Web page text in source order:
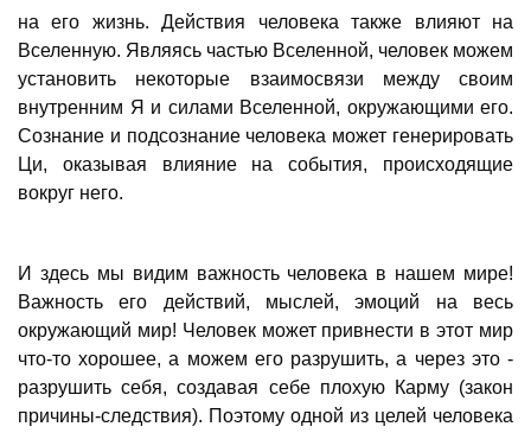
на его жизнь. Действия человека также влияют на
Вселенную. Являясь частью Вселенной, человек можем
установить некоторые взаимосвязи между своим
внутренним Я и силами Вселенной, окружающими его.
Сознание и подсознание человека может генерировать
Ци, оказывая влияние на события, происходящие
вокруг него.
И здесь мы видим важность человека в нашем мире!
Важность его действий, мыслей, эмоций на весь
окружающий мир! Человек может привнести в этот мир
что-то хорошее, а можем его разрушить, а через это -
разрушить себя, создавая себе плохую Карму (закон
причины-следствия). Поэтому одной из целей человека